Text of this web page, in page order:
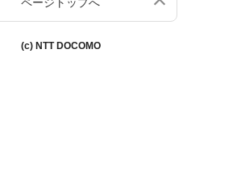
(c) NTT DOCOMO